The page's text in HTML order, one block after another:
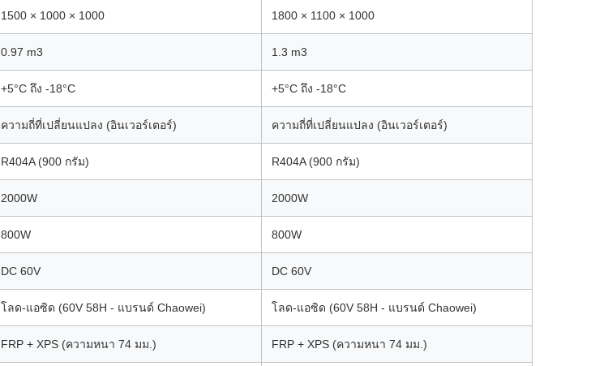
1500 × 1000 × 1000 1800 × 1100 × 1000
0.97 m3 1.3 m3
+5°C ถึง -18°C +5°C ถึง -18°C
ความถี่ที่เปลี่ยนแปลง (อินเวอร์เตอร์) ความถี่ที่เปลี่ยนแปลง (อินเวอร์เตอร์)
R404A (900 กรัม) R404A (900 กรัม)
2000W 2000W
800W 800W
DC 60V DC 60V
โลด-แอซิด (60V 58H - แบรนด์ Chaowei) โลด-แอซิด (60V 58H - แบรนด์ Chaowei)
FRP + XPS (ความหนา 74 มม.) FRP + XPS (ความหนา 74 มม.)